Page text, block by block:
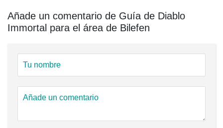
Añade un comentario de Guía de Diablo
Immortal para el área de Bilefen